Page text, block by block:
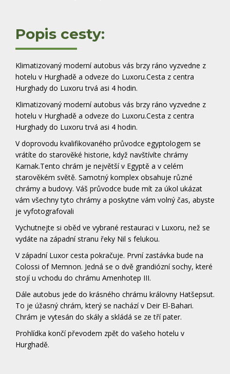
Popis cesty:
Klimatizovaný moderní autobus vás brzy ráno vyzvedne z
hotelu v Hurghadě a odveze do Luxoru.Cesta z centra
Hurghady do Luxoru trvá asi 4 hodin.
Klimatizovaný moderní autobus vás brzy ráno vyzvedne z
hotelu v Hurghadě a odveze do Luxoru.Cesta z centra
Hurghady do Luxoru trvá asi 4 hodin.
V doprovodu kvalifikovaného průvodce egyptologem se
vrátíte do starověké historie, když navštívíte chrámy
Karnak.Tento chrám je největší v Egyptě a v celém
starověkém světě. Samotný komplex obsahuje různé
chrámy a budovy. Váš průvodce bude mít za úkol ukázat
vám všechny tyto chrámy a poskytne vám volný čas, abyste
je vyfotografovali
Vychutnejte si oběd ve vybrané restauraci v Luxoru, než se
vydáte na západní stranu řeky Nil s felukou.
V západní Luxor cesta pokračuje. První zastávka bude na
Colossi of Memnon. Jedná se o dvě grandiózní sochy, které
stojí u vchodu do chrámu Amenhotep III.
Dále autobus jede do krásného chrámu královny Hatšepsut.
To je úžasný chrám, který se nachází v Deir El-Bahari.
Chrám je vytesán do skály a skládá se ze tří pater.
Prohlídka končí převodem zpět do vašeho hotelu v
Hurghadě.